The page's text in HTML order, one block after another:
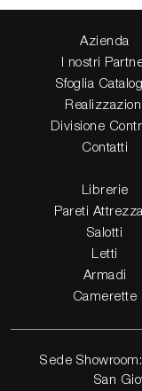
Azienda
I nostri
Sfoglia
Realizzazioni
Divisione
Contatti
Librerie
Pareti
Salotti
Letti
Armadi
Camerette
Sede
San